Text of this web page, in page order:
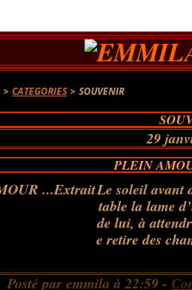
> CATEGORIES > SOUVENIR
29
PLEIN
Le soleil avant
table la lame
de lui, à
e retire des
Posté par emmila à 22:59 -